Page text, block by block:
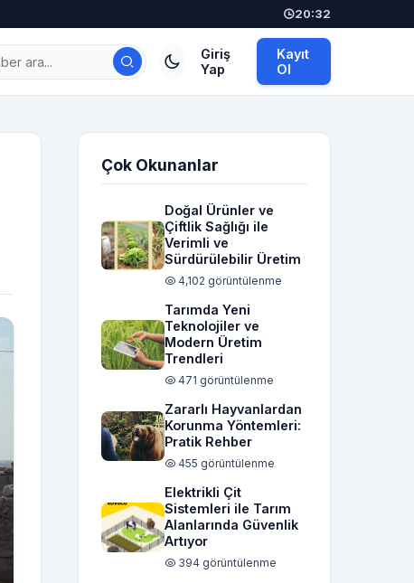
20:32
Giriş
Yap
Kayıt
Ol
Çok Okunanlar
Doğal Ürünler ve
Çiftlik Sağlığı ile
Verimli ve
Sürdürülebilir Üretim
4,102 görüntülenme
Tarımda Yeni
Teknolojiler ve
Modern Üretim
Trendleri
471 görüntülenme
Zararlı Hayvanlardan
Korunma Yöntemleri:
Pratik Rehber
455 görüntülenme
Elektrikli Çit
Sistemleri ile Tarım
Alanlarında Güvenlik
Artıyor
394 görüntülenme